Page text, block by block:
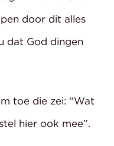
door dit alles
dat God dingen
toe die zei: “Wat
hier ook mee”.